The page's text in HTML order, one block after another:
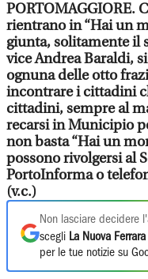
PORTOMAGGIORE.
rientrano in “Hai un
giunta, solitamente il
vice Andrea Baraldi,
ognuna delle otto
incontrare i cittadini
cittadini, sempre al
recarsi in Municipio
non basta “Hai un
possono rivolgersi al
PortoInforma o
(v.c.)
Non lasciare decidere
scegli La Nuova Ferrara
per le tue notizie su